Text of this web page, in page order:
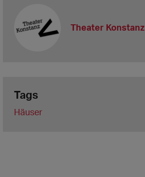
Theater Konstanz
Tags
Häuser